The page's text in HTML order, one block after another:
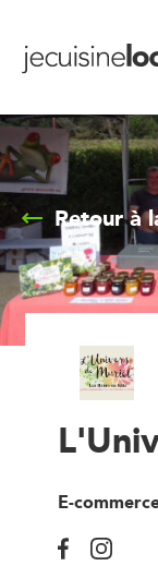
Retour à
E-